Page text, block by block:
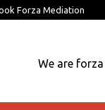
Forza Mediation
We are forza